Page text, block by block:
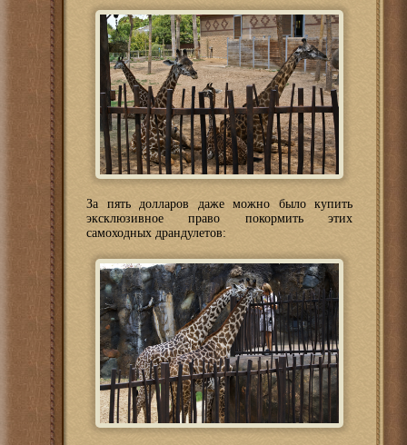
За пять долларов даже можно было купить
эксклюзивное право покормить этих
самоходных драндулетов: